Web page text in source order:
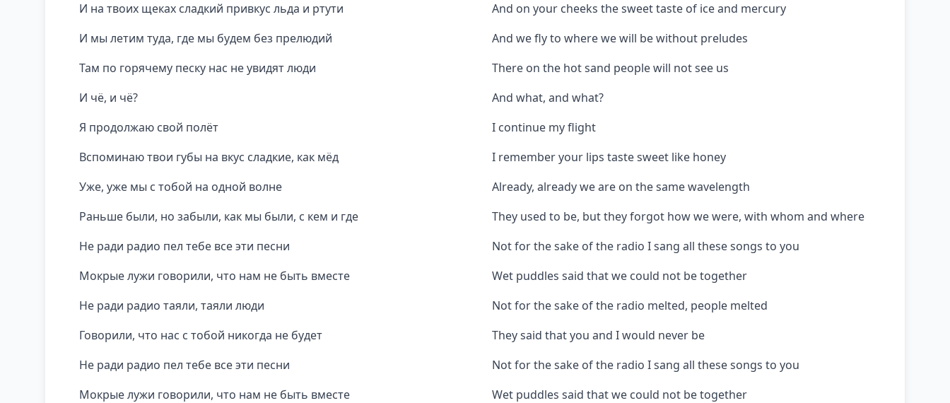
И на твоих щеках сладкий привкус льда и ртути
И мы летим туда, где мы будем без прелюдий
Там по горячему песку нас не увидят люди
И чё, и чё?
Я продолжаю свой полёт
Вспоминаю твои губы на вкус сладкие, как мёд
Уже, уже мы с тобой на одной волне
Раньше были, но забыли, как мы были, с кем и где
Не ради радио пел тебе все эти песни
Мокрые лужи говорили, что нам не быть вместе
Не ради радио таяли, таяли люди
Говорили, что нас с тобой никогда не будет
Не ради радио пел тебе все эти песни
Мокрые лужи говорили, что нам не быть вместе
And on your cheeks the sweet taste of ice and mercury
And we fly to where we will be without preludes
There on the hot sand people will not see us
And what, and what?
I continue my flight
I remember your lips taste sweet like honey
Already, already we are on the same wavelength
They used to be, but they forgot how we were, with whom and where
Not for the sake of the radio I sang all these songs to you
Wet puddles said that we could not be together
Not for the sake of the radio melted, people melted
They said that you and I would never be
Not for the sake of the radio I sang all these songs to you
Wet puddles said that we could not be together